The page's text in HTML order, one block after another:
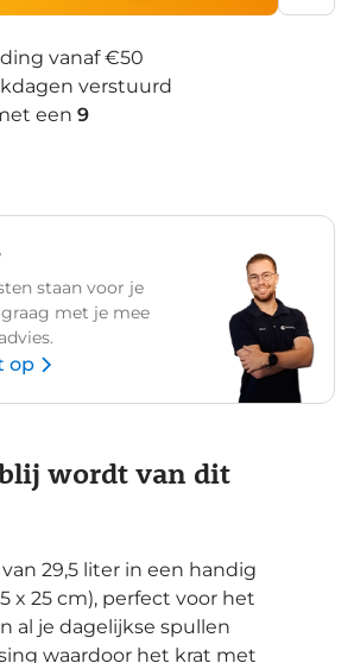
vanaf €50
verstuurd
een 9
staan voor je
met je mee
op
wordt van dit
29,5 liter in een handig
x 25 cm), perfect voor het
al je dagelijkse spullen
waardoor het krat met